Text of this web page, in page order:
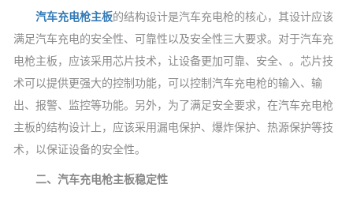
汽车充电枪主板的结构设计是汽车充电枪的核心，其设计应该
满足汽车充电的安全性、可靠性以及安全性三大要求。对于汽车充
电枪主板，应该采用芯片技术，让设备更加可靠、安全、。芯片技
术可以提供更强大的控制功能，可以控制汽车充电枪的输入、输
出、报警、监控等功能。另外，为了满足安全要求，在汽车充电枪
主板的结构设计上，应该采用漏电保护、爆炸保护、热源保护等技
术，以保证设备的安全性。
二、汽车充电枪主板稳定性